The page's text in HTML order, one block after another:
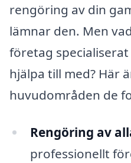
rengöring av din
lämnar den. Men
företag
hjälpa till med? Här
huvudområden de
Rengöring av
professionellt